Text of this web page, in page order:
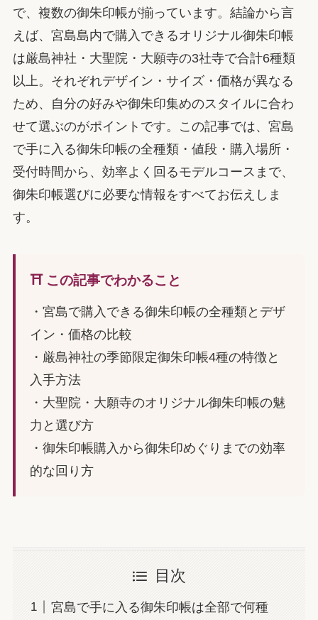
で、複数の御朱印帳が揃っています。結論から言
えば、宮島島内で購入できるオリジナル御朱印帳
は厳島神社・大聖院・大願寺の3社寺で合計6種類
以上。それぞれデザイン・サイズ・価格が異なる
ため、自分の好みや御朱印集めのスタイルに合わ
せて選ぶのがポイントです。この記事では、宮島
で手に入る御朱印帳の全種類・値段・購入場所・
受付時間から、効率よく回るモデルコースまで、
御朱印帳選びに必要な情報をすべてお伝えしま
す。
⛩️ この記事でわかること
・宮島で購入できる御朱印帳の全種類とデザ
イン・価格の比較
・厳島神社の季節限定御朱印帳4種の特徴と
入手方法
・大聖院・大願寺のオリジナル御朱印帳の魅
力と選び方
・御朱印帳購入から御朱印めぐりまでの効率
的な回り方
目次
宮島で手に入る御朱印帳は全部で何種